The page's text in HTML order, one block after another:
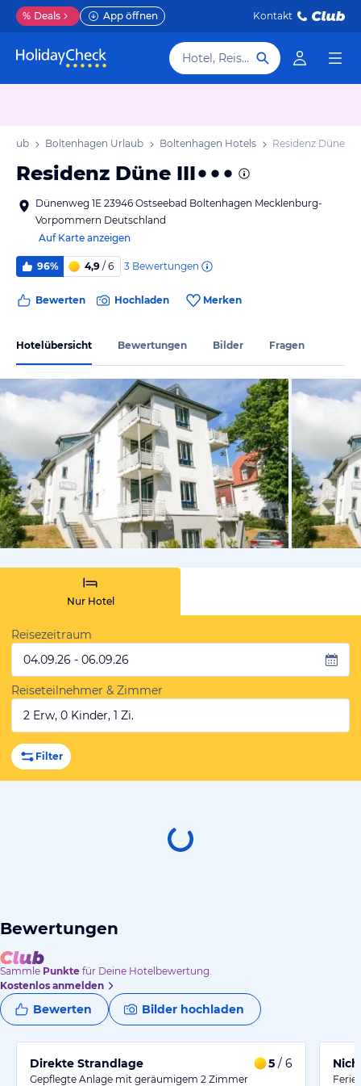
% Deals App öffnen Kontakt
Hotel, Reiseziel
Boltenhagen Urlaub Boltenhagen Hotels Residenz Düne III
Residenz Düne III
Dünenweg 1E 23946 Ostseebad Boltenhagen Mecklenburg-
Vorpommern Deutschland
Auf Karte anzeigen
96% 4,9 / 6 3 Bewertungen
Bewerten Hochladen Merken
Hotelübersicht Bewertungen Bilder Fragen
vom
Nur Hotel
Reisezeitraum
04.09.26 - 06.09.26
Reiseteilnehmer & Zimmer
2 Erw, 0 Kinder, 1 Zi.
Filter
Bewertungen
Sammle Punkte für Deine Hotelbewertung.
Kostenlos anmelden
Bewerten Bilder hochladen
Direkte Strandlage 5 / 6
Gepflegte Anlage mit geräumigem 2 Zimmer